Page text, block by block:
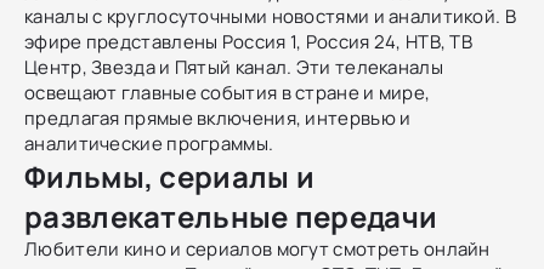
каналы с круглосуточными новостями и аналитикой. В
эфире представлены Россия 1, Россия 24, НТВ, ТВ
Центр, Звезда и Пятый канал. Эти телеканалы
освещают главные события в стране и мире,
предлагая прямые включения, интервью и
аналитические программы.
Фильмы, сериалы и
развлекательные передачи
Любители кино и сериалов могут смотреть онлайн